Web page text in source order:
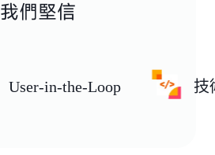
我們堅信
User-in-the-Loop 技